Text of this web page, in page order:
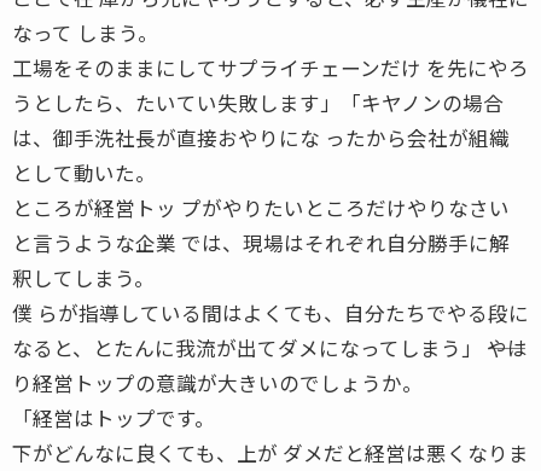
なって しまう。
工場をそのままにしてサプライチェーンだけ を先にやろ
うとしたら、たいてい失敗します」「キヤノンの場合
は、御手洗社長が直接おやりにな ったから会社が組織
として動いた。
ところが経営トッ プがやりたいところだけやりなさい
と言うような企業 では、現場はそれぞれ自分勝手に解
釈してしまう。
僕 らが指導している間はよくても、自分たちでやる段に
なると、とたんに我流が出てダメになってしまう」 ――やは
り経営トップの意識が大きいのでしょうか。
「経営はトップです。
下がどんなに良くても、上が ダメだと経営は悪くなりま